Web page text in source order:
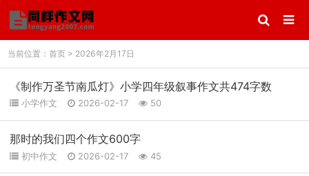
当前位置： 首页> 2026年2月17日
《制作万圣节南瓜灯》小学四年级叙事作文共474字数
小学作文 2026-02-17 50
那时的我们四个作文600字
初中作文 2026-02-17 45